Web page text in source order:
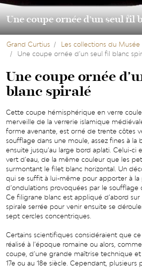
Une coupe ornée d’un seul fil
Grand Curtius Les collections du Musée
Une coupe ornée d’un seul fil blanc
Une coupe ornée
blanc spiralé
Cette coupe hémisphérique en verre
merveille de la verrerie islamique
forme avenante, est orné de trente côtes
soufflage dans une moule, assez fines à la
ensuite jusqu’au large bord aplati. Celui-ci
vert d’eau, de la même couleur que les
surmontant le filet blanc horizontal. Un
qui se suffit à lui-même pour apporter à
d’ondulations provoquées par le soufflage
Ce filigrane blanc est appliqué d’abord
spirale serrée pour venir ensuite se
sept cercles concentriques.
Certains scientifiques considéraient que
réalisé à l’époque romaine ou alors,
coupe, d’une grande maîtrise technique et
17e ou au 18e siècle. Cependant, plusieurs